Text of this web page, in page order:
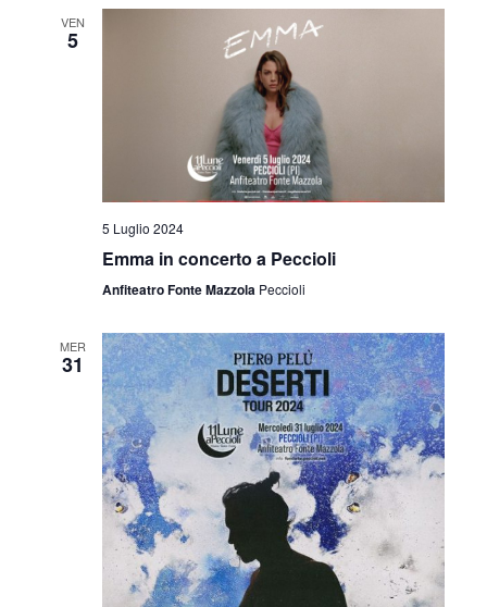
VEN
5
5 Luglio 2024
Emma in concerto a Peccioli
Anfiteatro Fonte Mazzola Peccioli
MER
31